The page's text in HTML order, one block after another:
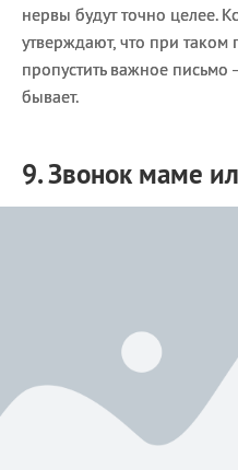
нервы будут точно целее.
утверждают, что при таком
пропустить важное
бывает.
9. Звонок маме